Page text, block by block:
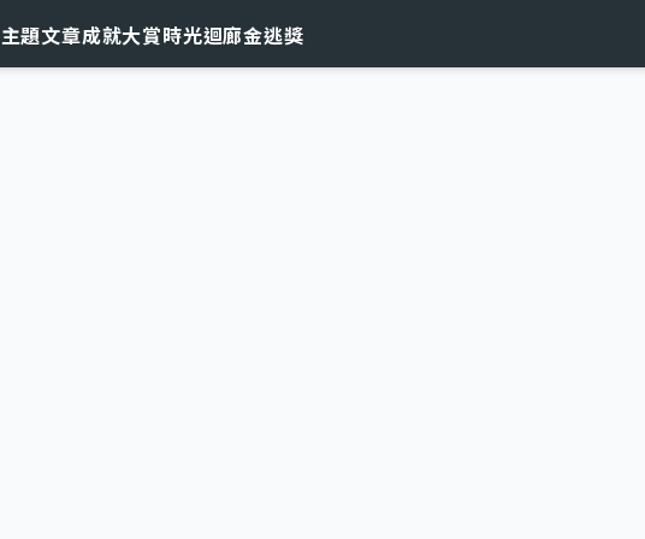
主題文章成就大賞時光迴廊金逃獎